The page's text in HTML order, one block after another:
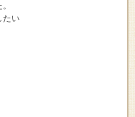
たい